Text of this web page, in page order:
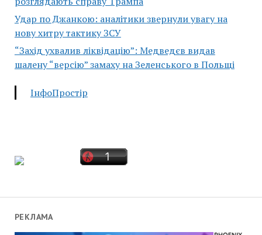
Удар по Джанкою: аналітики звернули увагу на
нову хитру тактику ЗСУ
“Захід ухвалив ліквідацію”: Медведєв видав
шалену “версію” замаху на Зеленського в Польщі
ІнфоПростір
РЕКЛАМА